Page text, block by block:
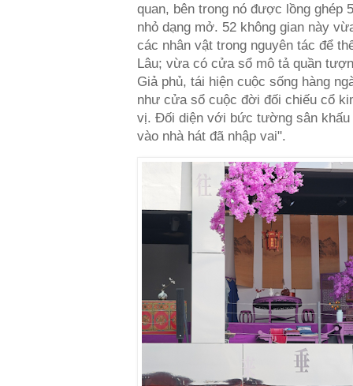
quan, bên trong nó được lồng ghép
nhỏ dạng mở. 52 không gian này
các nhân vật trong nguyên tác để
Lâu; vừa có cửa sổ mô tả quần
Giả phủ, tái hiện cuộc sống hàng
như cửa sổ cuộc đời đối chiếu cổ
vị. Đối diện với bức tường sân khấu
vào nhà hát đã nhập vai".